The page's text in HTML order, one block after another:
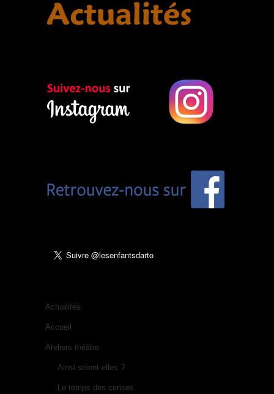
Actualités
Accueil
Ateliers théâtre
Ainsi soient-elles ?
Le temps des cerises